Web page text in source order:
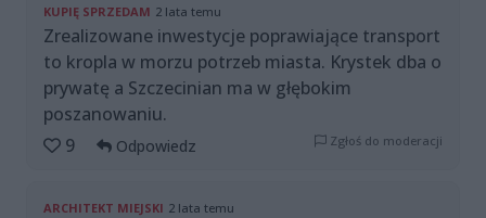
KUPIĘ SPRZEDAM 2 lata temu
Zrealizowane inwestycje poprawiające transport
to kropla w morzu potrzeb miasta. Krystek dba o
prywatę a Szczecinian ma w głębokim
poszanowaniu.
9
Odpowiedz Zgłoś do moderacji
ARCHITEKT MIEJSKI 2 lata temu